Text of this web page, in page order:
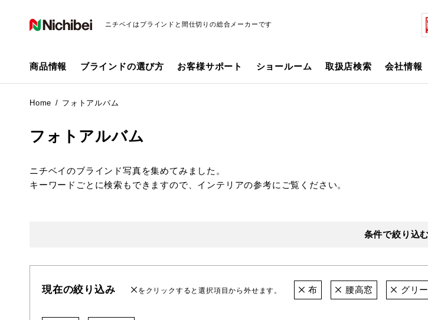
ニチベイはブラインドと間仕切りの総合メーカーです
商品情報 ブラインドの選び方 お客様サポート ショールーム 取扱店検索 会社情報
Home フォトアルバム
フォトアルバム
ニチベイのブラインド写真を集めてみました。
キーワードごとに検索もできますので、インテリアの参考にご覧ください。
条件で絞り込む
現在の絞り込み をクリックすると選択項目から外せます。 布 腰高窓 グリ